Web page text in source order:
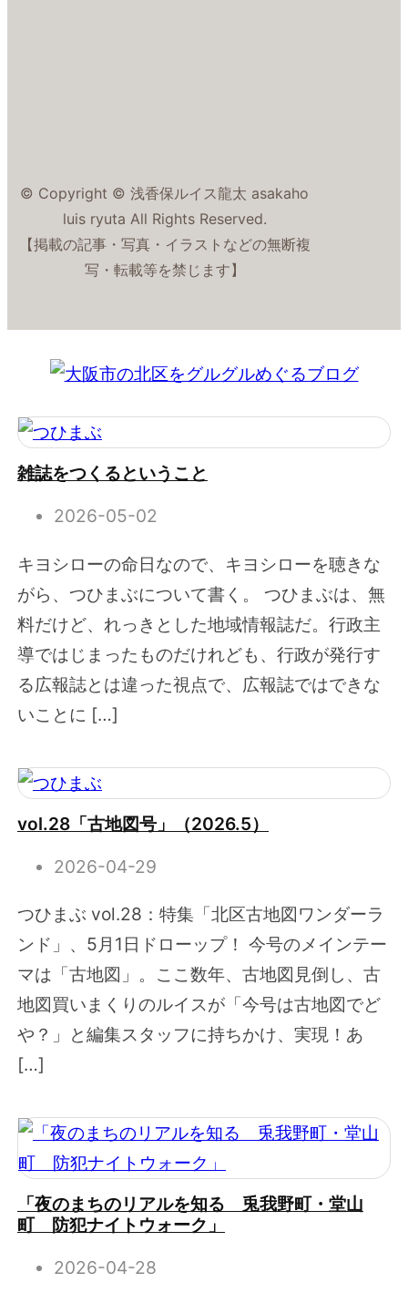
© Copyright © 浅香保ルイス龍太 asakaho
luis ryuta All Rights Reserved.
【掲載の記事・写真・イラストなどの無断複
写・転載等を禁じます】
雑誌をつくるということ
2026-05-02
キヨシローの命日なので、キヨシローを聴きな
がら、つひまぶについて書く。 つひまぶは、無
料だけど、れっきとした地域情報誌だ。行政主
導ではじまったものだけれども、行政が発行す
る広報誌とは違った視点で、広報誌ではできな
いことに […]
vol.28「古地図号」（2026.5）
2026-04-29
つひまぶ vol.28：特集「北区古地図ワンダーラ
ンド」、5月1日ドローップ！ 今号のメインテー
マは「古地図」。ここ数年、古地図見倒し、古
地図買いまくりのルイスが「今号は古地図でど
や？」と編集スタッフに持ちかけ、実現！あ
[…]
「夜のまちのリアルを知る 兎我野町・堂山
町 防犯ナイトウォーク」
2026-04-28